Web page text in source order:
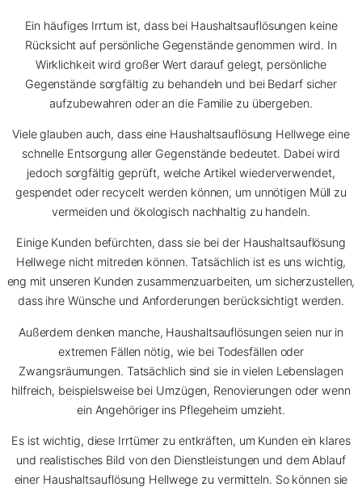
Ein häufiges Irrtum ist, dass bei Haushaltsauflösungen keine
Rücksicht auf persönliche Gegenstände genommen wird. In
Wirklichkeit wird großer Wert darauf gelegt, persönliche
Gegenstände sorgfältig zu behandeln und bei Bedarf sicher
aufzubewahren oder an die Familie zu übergeben.
Viele glauben auch, dass eine Haushaltsauflösung Hellwege eine
schnelle Entsorgung aller Gegenstände bedeutet. Dabei wird
jedoch sorgfältig geprüft, welche Artikel wiederverwendet,
gespendet oder recycelt werden können, um unnötigen Müll zu
vermeiden und ökologisch nachhaltig zu handeln.
Einige Kunden befürchten, dass sie bei der Haushaltsauflösung
Hellwege nicht mitreden können. Tatsächlich ist es uns wichtig,
eng mit unseren Kunden zusammenzuarbeiten, um sicherzustellen,
dass ihre Wünsche und Anforderungen berücksichtigt werden.
Außerdem denken manche, Haushaltsauflösungen seien nur in
extremen Fällen nötig, wie bei Todesfällen oder
Zwangsräumungen. Tatsächlich sind sie in vielen Lebenslagen
hilfreich, beispielsweise bei Umzügen, Renovierungen oder wenn
ein Angehöriger ins Pflegeheim umzieht.
Es ist wichtig, diese Irrtümer zu entkräften, um Kunden ein klares
und realistisches Bild von den Dienstleistungen und dem Ablauf
einer Haushaltsauflösung Hellwege zu vermitteln. So können sie